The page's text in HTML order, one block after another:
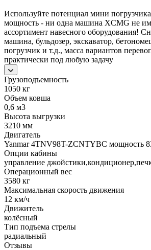
Используйте потенциал мини
мощность - ни одна машина XCMG не
ассортимент навесного оборудования!
машина, бульдозер, экскаватор,
погрузчик и т.д., масса вариантов
практически под любую задачу
Грузоподъемность
1050 кг
Объем ковша
0,6 м3
Высота выгрузки
3210 мм
Двигатель
Yanmar 4TNV98T-ZCNTYBC мощность
Опции кабины
управление
Операционный вес
3580 кг
Максимальная скорость движения
12 км/ч
Движитель
колёсный
Тип подъема стрелы
радиальный
Отзывы